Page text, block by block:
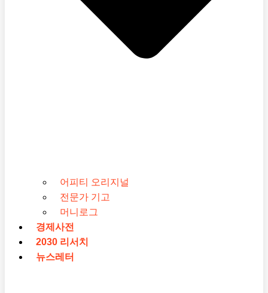
어피티 오리지널
전문가 기고
머니로그
경제사전
2030 리서치
뉴스레터